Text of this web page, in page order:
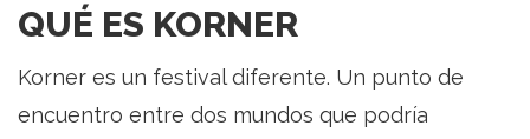
KULTURA
&
FUTBOL:
QUÉ ES KORNER
Korner es un festival diferente. Un punto de
encuentro entre dos mundos que podría